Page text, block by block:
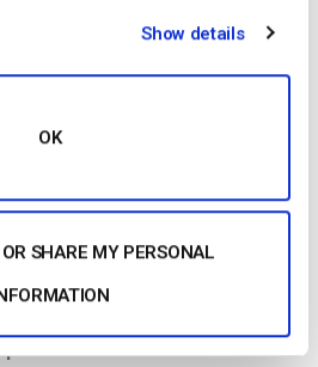
Show details
OK
SHARE MY PERSONAL
est disponible pour les
et au-dessus
avec l’option Paywall
supérieurs et égaux à